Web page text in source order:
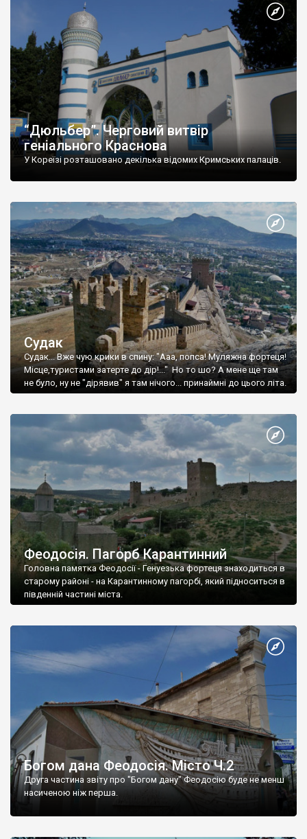
“Дюльбер”. Черговий витвір
геніального Краснова
У Кореїзі розташовано декілька відомих Кримських палаців.
Судак
Судак... Вже чую крики в спину: "Ааа, попса! Муляжна фортеця!
Місце,туристами затерте до дір!..." Но то шо? А мене ще там
не було, ну не "дірявив" я там нічого... принаймні до цього літа.
Феодосія. Пагорб Карантинний
Головна памятка Феодосії - Генуезька фортеця знаходиться в
старому районі - на Карантинному пагорбі, який підноситься в
південній частині міста.
Богом дана Феодосія. Місто Ч.2
Друга частина звіту про "Богом дану" Феодосію буде не менш
насиченою ніж перша.